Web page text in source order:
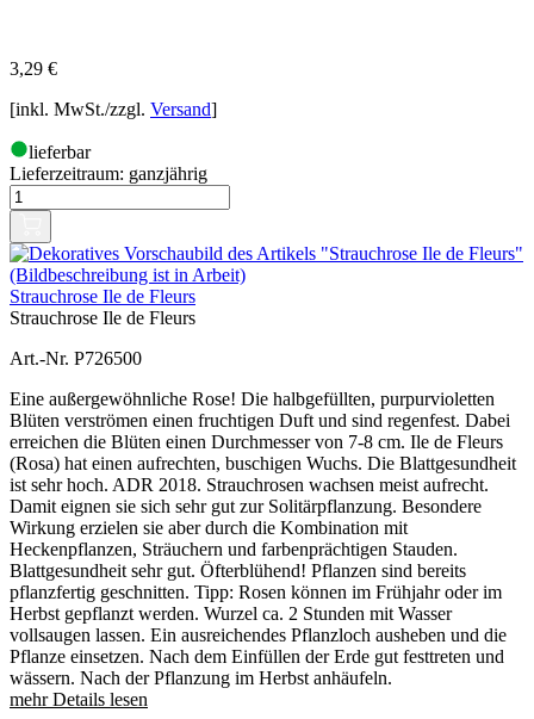
3,29 €
[inkl. MwSt./zzgl. Versand]
lieferbar
Lieferzeitraum: ganzjährig
Strauchrose Ile de Fleurs
Strauchrose Ile de Fleurs
Art.-Nr. P726500
Eine außergewöhnliche Rose! Die halbgefüllten, purpurvioletten
Blüten verströmen einen fruchtigen Duft und sind regenfest. Dabei
erreichen die Blüten einen Durchmesser von 7-8 cm. Ile de Fleurs
(Rosa) hat einen aufrechten, buschigen Wuchs. Die Blattgesundheit
ist sehr hoch. ADR 2018. Strauchrosen wachsen meist aufrecht.
Damit eignen sie sich sehr gut zur Solitärpflanzung. Besondere
Wirkung erzielen sie aber durch die Kombination mit
Heckenpflanzen, Sträuchern und farbenprächtigen Stauden.
Blattgesundheit sehr gut. Öfterblühend! Pflanzen sind bereits
pflanzfertig geschnitten. Tipp: Rosen können im Frühjahr oder im
Herbst gepflanzt werden. Wurzel ca. 2 Stunden mit Wasser
vollsaugen lassen. Ein ausreichendes Pflanzloch ausheben und die
Pflanze einsetzen. Nach dem Einfüllen der Erde gut festtreten und
wässern. Nach der Pflanzung im Herbst anhäufeln.
mehr Details lesen